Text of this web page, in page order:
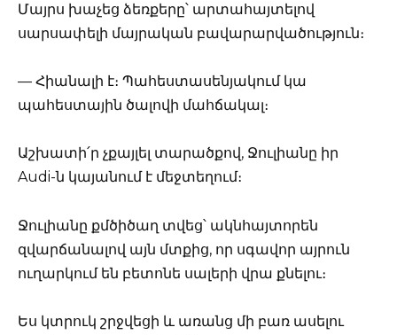
Մայրս խաչեց ձեռքերը՝ արտահայտելով
սարսափելի մայրական բավարարվածություն։
— Հիանալի է։ Պահեստասենյակում կա
պահեստային ծալովի մահճակալ։
Աշխատի՛ր չքայլել տարածքով, Ջուլիանը իր
Audi-ն կայանում է մեջտեղում։
Ջուլիանը քմծիծաղ տվեց՝ ակնհայտորեն
զվարճանալով այն մտքից, որ սգավոր այրուն
ուղարկում են բետոնե սալերի վրա քնելու։
Ես կտրուկ շրջվեցի և առանց մի բառ ասելու